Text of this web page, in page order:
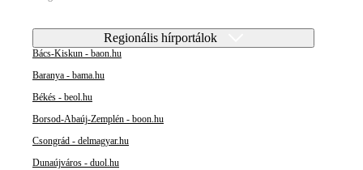
Regionális hírportálok
Bács-Kiskun - baon.hu
Baranya - bama.hu
Békés - beol.hu
Borsod-Abaúj-Zemplén - boon.hu
Csongrád - delmagyar.hu
Dunaújváros - duol.hu